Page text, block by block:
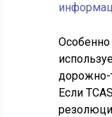
дорожно-
Если